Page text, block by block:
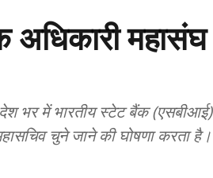
महासंघ
भर में भारतीय स्टेट बैंक (एसबीआई)
चुने जाने की घोषणा करता है।